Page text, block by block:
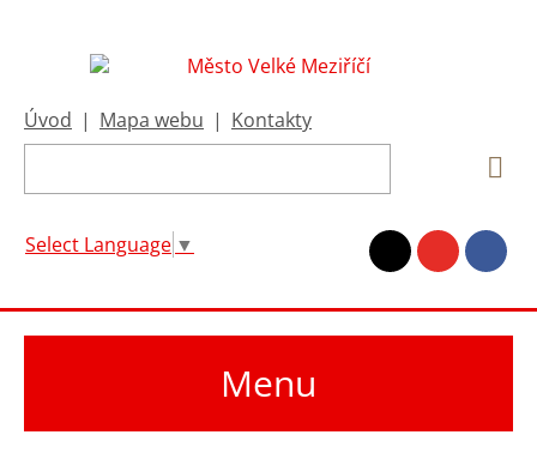
Úvod | Mapa webu | Kontakty
Select Language ▼
Menu